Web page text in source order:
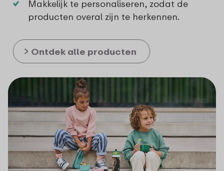
Makkelijk te personaliseren, zodat de
producten overal zijn te herkennen.
Ontdek alle producten